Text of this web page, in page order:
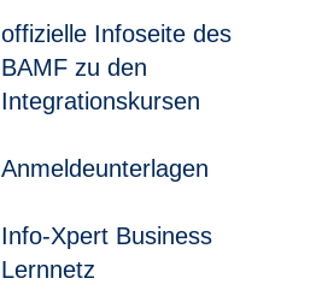
offizielle Infoseite des
BAMF zu den
Integrationskursen
Anmeldeunterlagen
Info-Xpert Business
Lernnetz